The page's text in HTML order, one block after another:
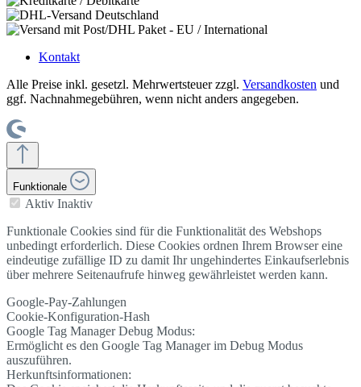
Kontakt
Alle Preise inkl. gesetzl. Mehrwertsteuer zzgl. Versandkosten und
ggf. Nachnahmegebühren, wenn nicht anders angegeben.
Funktionale
Aktiv Inaktiv
Funktionale Cookies sind für die Funktionalität des Webshops
unbedingt erforderlich. Diese Cookies ordnen Ihrem Browser eine
eindeutige zufällige ID zu damit Ihr ungehindertes Einkaufserlebnis
über mehrere Seitenaufrufe hinweg gewährleistet werden kann.
Google-Pay-Zahlungen
Cookie-Konfiguration-Hash
Google Tag Manager Debug Modus:
Ermöglicht es den Google Tag Manager im Debug Modus
auszuführen.
Herkunftsinformationen: